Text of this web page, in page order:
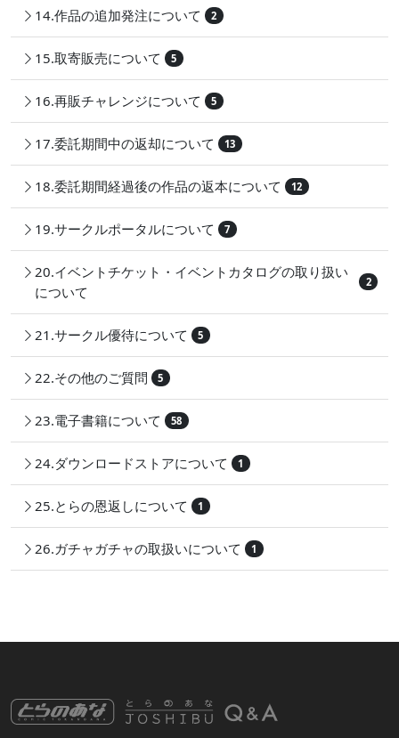
14.作品の追加発注について 2
15.取寄販売について 5
16.再販チャレンジについて 5
17.委託期間中の返却について 13
18.委託期間経過後の作品の返本について 12
19.サークルポータルについて 7
20.イベントチケット・イベントカタログの取り扱い
について
2
21.サークル優待について 5
22.その他のご質問 5
23.電子書籍について 58
24.ダウンロードストアについて 1
25.とらの恩返しについて 1
26.ガチャガチャの取扱いについて 1